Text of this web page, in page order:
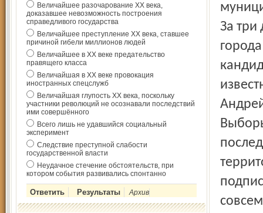
Величайшее разочарование ХХ века,
доказавшее невозможность построения
справедливого государства
Величайшее преступление ХХ века, ставшее
причиной гибели миллионов людей
Величайшее в ХХ веке предательство
правящего класса
Величайшая в ХХ веке провокация
иностранных спецслужб
Величайшая глупость ХХ века, поскольку
участники революций не осознавали последствий
ими совершённого
Всего лишь не удавшийся социальный
эксперимент
Следствие преступной слабости
государственной власти
Неудачное стечение обстоятельств, при
котором события развивались спонтанно
Архив
За три